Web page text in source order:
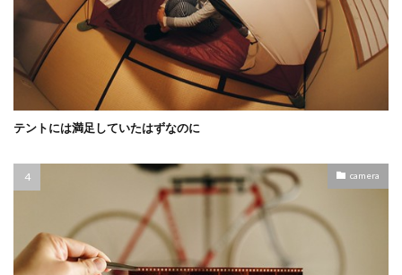
テントには満足していたはずなのに
camera